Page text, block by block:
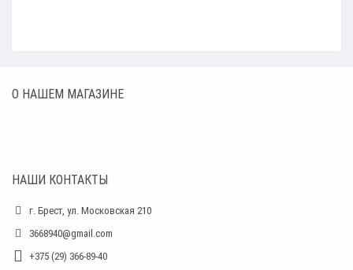
О НАШЕМ МАГАЗИНЕ
НАШИ КОНТАКТЫ
г. Брест, ул. Московская 210
3668940@gmail.com
+375 (29) 366-89-40